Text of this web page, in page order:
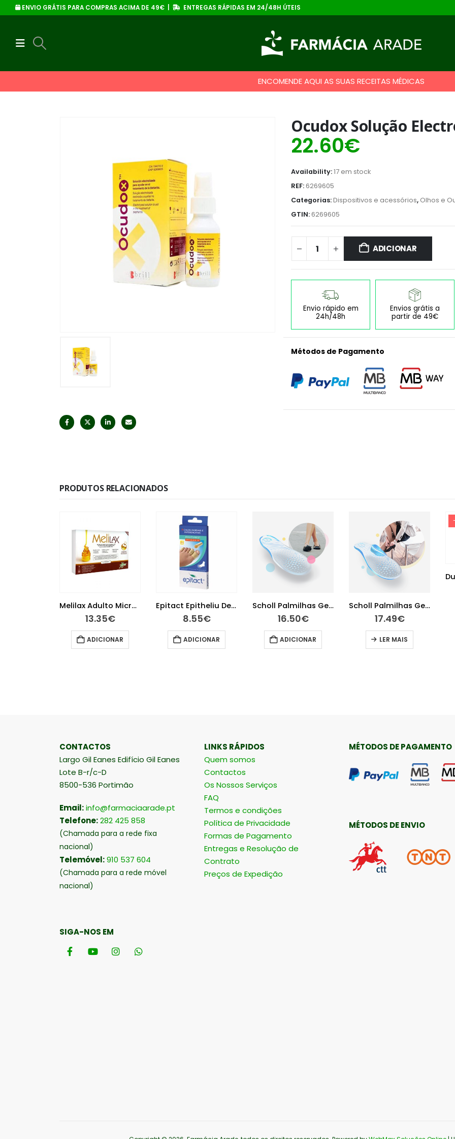
ENVIO GRÁTIS PARA COMPRAS ACIMA DE 49€ | ENTREGAS RÁPIDAS EM 24/48H ÚTEIS
ENCOMENDE AQUI AS SUAS RECEITAS MÉDICAS
Ocudox Solução
22.60€
Availability:17 em stock
REF:6269605
Categorias:Dispositivos e acessórios, Olhos e
GTIN:6269605
ADICIONAR
Envio rápido em
24h/48h
Envios grátis a
partir de 49€
Métodos de Pagamento
PRODUTOS RELACIONADOS
Melilax Adulto Micro Clister
13.35€
ADICIONAR
Epitact Epitheliu Dedeira Ts
8.55€
ADICIONAR
Scholl Palmilhas GelActiv para sapatos rasos
16.50€
ADICIONAR
Scholl Palmilhas GelActiv para sapatos altos diários
17.49€
LER MAIS
CONTACTOS
Largo Gil Eanes Edifício Gil Eanes
Lote B-r/c-D
8500-536 Portimão
Email:info@farmaciaarade.pt
Telefone:282 425 858
(Chamada para a rede fixa
nacional)
Telemóvel:910 537 604
(Chamada para a rede móvel
nacional)
SIGA-NOS EM
LINKS RÁPIDOS
Quem somos
Contactos
Os Nossos Serviços
FAQ
Termos e condições
Política de Privacidade
Formas de Pagamento
Entregas e Resolução de
Contrato
Preços de Expedição
MÉTODOS DE PAGAMENTO
MÉTODOS DE ENVIO